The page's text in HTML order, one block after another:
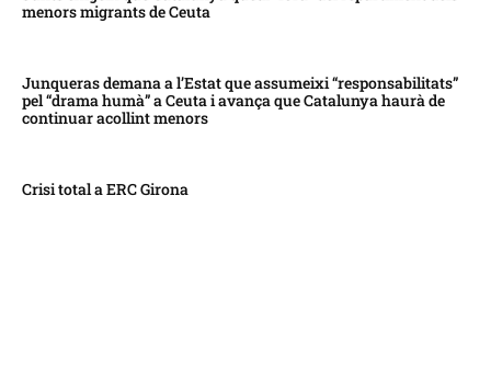
menors migrants de Ceuta
Junqueras demana a l’Estat que assumeixi “responsabilitats”
pel “drama humà” a Ceuta i avança que Catalunya haurà de
continuar acollint menors
Crisi total a ERC Girona